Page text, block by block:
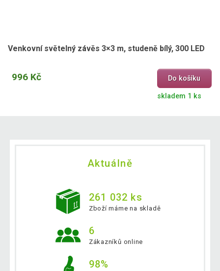
Venkovní světelný závěs 3×3 m, studeně bílý, 300 LED
996 Kč Do košíku
skladem 1 ks
Aktuálně
261 032 ks
Zboží máme na skladě
6
Zákazníků online
98%